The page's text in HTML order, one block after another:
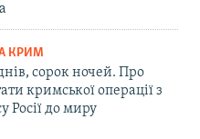
КРИМ
сорок ночей. Про
кримської операції з
Росії до миру